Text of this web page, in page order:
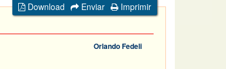
Download Enviar
Imprimir
Orlando Fedeli